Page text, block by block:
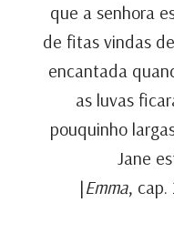
que a senhora
de fitas vindas
encantada
as luvas
pouquinho
Jane
|Emma, cap.